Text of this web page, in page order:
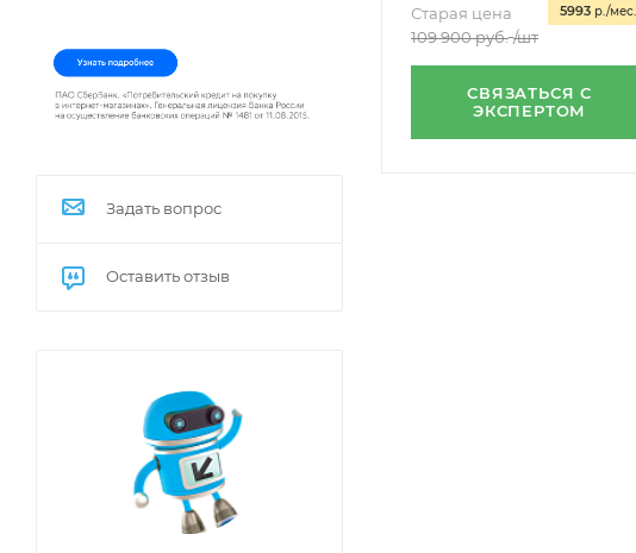
5993 р./мес.
Старая цена
109 900руб. /шт
СВЯЗАТЬСЯ С
ЭКСПЕРТОМ
Задать вопрос
Оставить отзыв